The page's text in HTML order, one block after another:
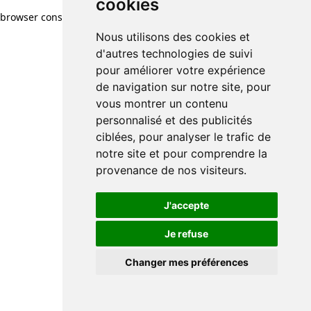
cookies
Nous utilisons des cookies et
d'autres technologies de suivi
pour améliorer votre expérience
de navigation sur notre site, pour
vous montrer un contenu
personnalisé et des publicités
ciblées, pour analyser le trafic de
notre site et pour comprendre la
provenance de nos visiteurs.
J'accepte
Je refuse
Changer mes préférences
browser console for more information)